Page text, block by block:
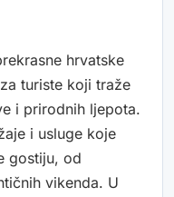
hrvatske
turiste koji traže
i prirodnih ljepota.
i usluge koje
gostiju, od
vikenda. U